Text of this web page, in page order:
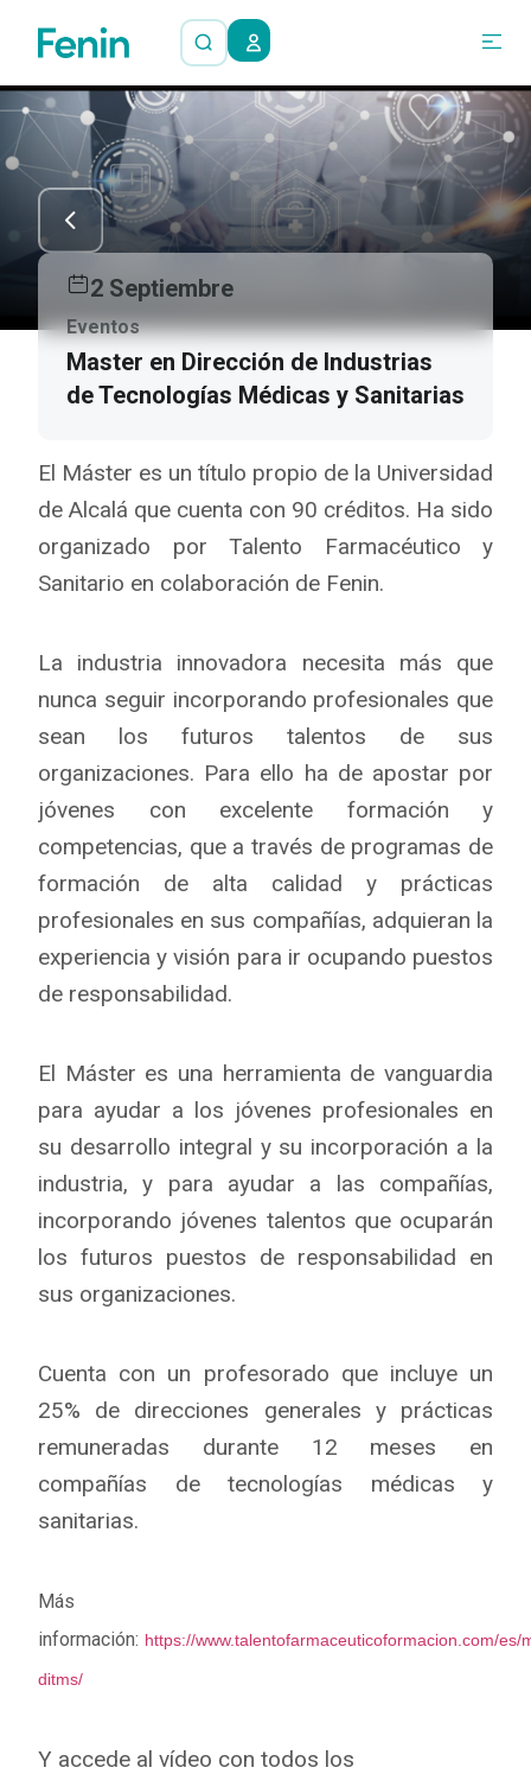
2 Septiembre
Eventos
Master en Dirección de Industrias
de Tecnologías Médicas y Sanitarias
El Máster es un título propio de la Universidad
de Alcalá que cuenta con 90 créditos. Ha sido
organizado por Talento Farmacéutico y
Sanitario en colaboración de Fenin.
La industria innovadora necesita más que
nunca seguir incorporando profesionales que
sean los futuros talentos de sus
organizaciones. Para ello ha de apostar por
jóvenes con excelente formación y
competencias, que a través de programas de
formación de alta calidad y prácticas
profesionales en sus compañías, adquieran la
experiencia y visión para ir ocupando puestos
de responsabilidad.
El Máster es una herramienta de vanguardia
para ayudar a los jóvenes profesionales en
su desarrollo integral y su incorporación a la
industria, y para ayudar a las compañías,
incorporando jóvenes talentos que ocuparán
los futuros puestos de responsabilidad en
sus organizaciones.
Cuenta con un profesorado que incluye un
25% de direcciones generales y prácticas
remuneradas durante 12 meses en
compañías de tecnologías médicas y
sanitarias.
Más
información: https://www.talentofarmaceuticoformacion.com/es/
ditms/
Y accede al vídeo con todos los